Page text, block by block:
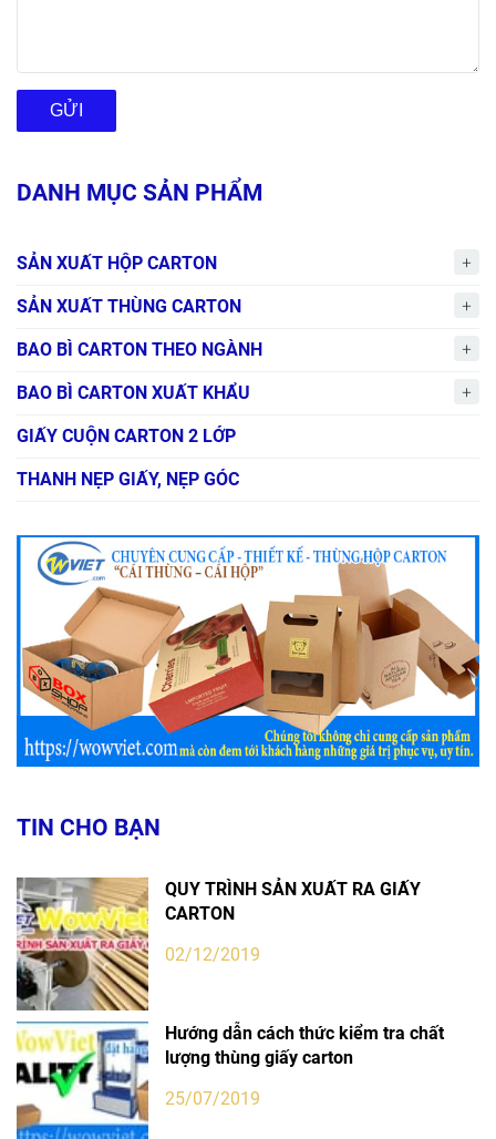
GỬI
DANH MỤC SẢN PHẨM
SẢN XUẤT HỘP CARTON
SẢN XUẤT THÙNG CARTON
BAO BÌ CARTON THEO NGÀNH
BAO BÌ CARTON XUẤT KHẨU
GIẤY CUỘN CARTON 2 LỚP
THANH NẸP GIẤY, NẸP GÓC
TIN CHO BẠN
QUY TRÌNH SẢN XUẤT RA GIẤY
CARTON
02/12/2019
Hướng dẫn cách thức kiểm tra chất
lượng thùng giấy carton
25/07/2019